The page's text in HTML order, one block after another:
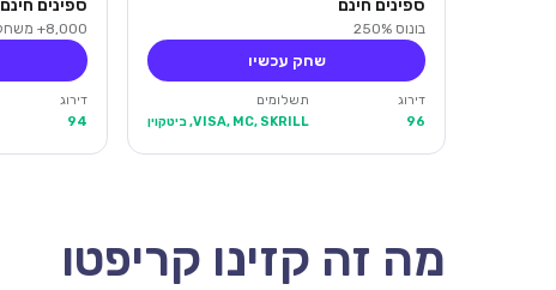
ספינים חינם
בונוס 250%
שחק עכשיו
דירוג
96
תשלומים
VISA, MC, SKRILL, ביטקוין
ספינים חינם
8,000+ משחקים
דירוג
94
מה זה קזינו קריפטו